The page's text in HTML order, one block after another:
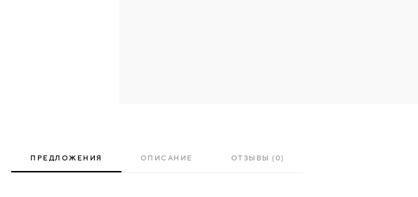
ПРЕДЛОЖЕНИЯ ОПИСАНИЕ ОТЗЫВЫ (0)